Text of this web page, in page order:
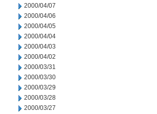
2000/04/07
2000/04/06
2000/04/05
2000/04/04
2000/04/03
2000/04/02
2000/03/31
2000/03/30
2000/03/29
2000/03/28
2000/03/27